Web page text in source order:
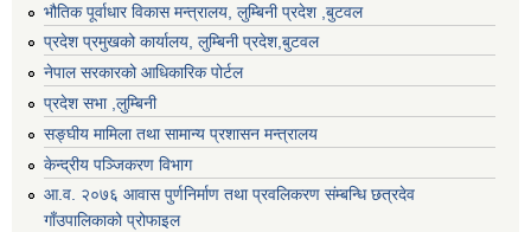
भौतिक पूर्वाधार विकास मन्त्रालय, लुम्बिनी प्रदेश ,बुटवल
प्रदेश प्रमुखको कार्यालय, लुम्बिनी प्रदेश,बुटवल
नेपाल सरकारको आधिकारिक पोर्टल
प्रदेश सभा ,लुम्बिनी
सङ्घीय मामिला तथा सामान्य प्रशासन मन्त्रालय
केन्द्रीय पञ्जिकरण विभाग
आ.व. २०७६ आवास पुर्णनिर्माण तथा प्रवलिकरण संम्बन्धि छत्रदेव
गाँउपालिकाको प्रोफाइल